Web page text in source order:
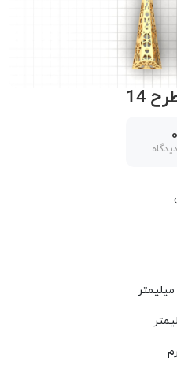
14
0
دیدگاه